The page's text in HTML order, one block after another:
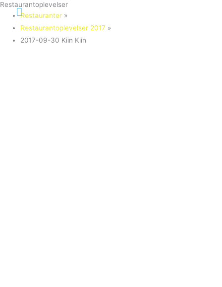
Gå
indholdet
Hovedmenu
Restaurantoplevelser
Restauranter »
Restaurantoplevelser 2017 »
2017-09-30 Kiin Kiin